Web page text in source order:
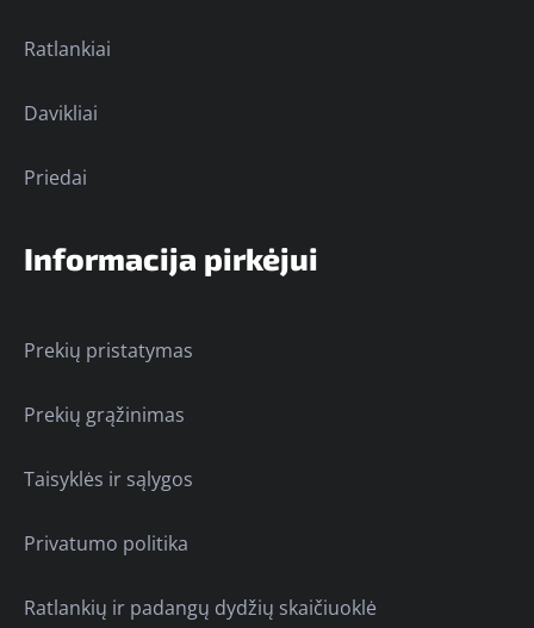
Ratlankiai
Davikliai
Priedai
Informacija pirkėjui
Prekių pristatymas
Prekių grąžinimas
Taisyklės ir sąlygos
Privatumo politika
Ratlankių ir padangų dydžių skaičiuoklė